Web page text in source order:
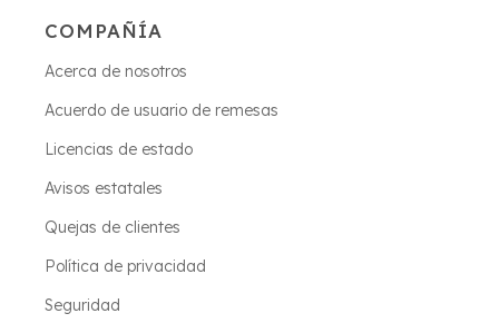
COMPAÑÍA
Acerca de nosotros
Acuerdo de usuario de remesas
Licencias de estado
Avisos estatales
Quejas de clientes
Política de privacidad
Seguridad